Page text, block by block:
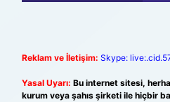
Reklam ve İletişim: Skype:
Yasal Uyarı: Bu internet sitesi,
kurum veya şahıs şirketi ile hiçbir